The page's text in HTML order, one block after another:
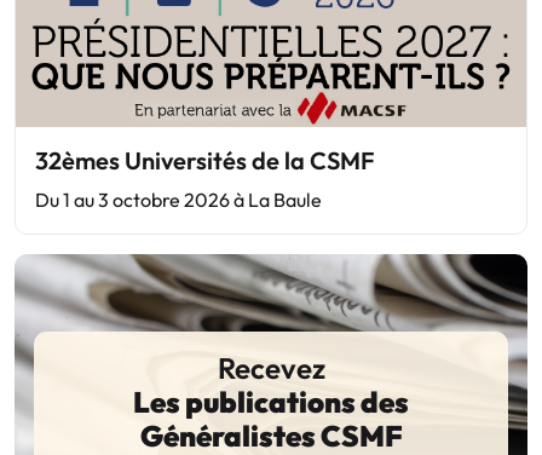
32èmes Universités de la CSMF
Du 1 au 3 octobre 2026 à La Baule
Recevez
Les publications des
Généralistes CSMF